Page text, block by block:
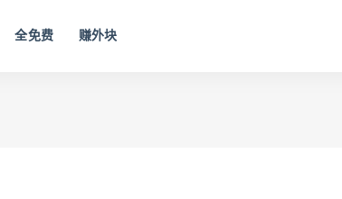
全免费 赚外块